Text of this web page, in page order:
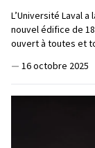
L’Université Laval
nouvel édifice de
ouvert à toutes et
— 16 octobre 2025